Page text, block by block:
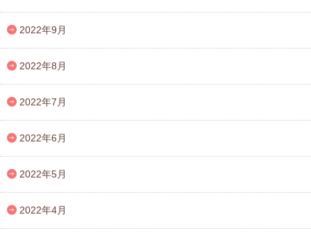
2022年9月
2022年8月
2022年7月
2022年6月
2022年5月
2022年4月